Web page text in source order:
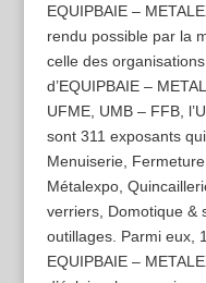
EQUIPBAIE –
rendu possible par la
celle des
d’EQUIPBAIE –
UFME, UMB – FFB,
sont 311 exposants
Menuiserie,
Métalexpo,
verriers, Domotique &
outillages. Parmi eux,
EQUIPBAIE –